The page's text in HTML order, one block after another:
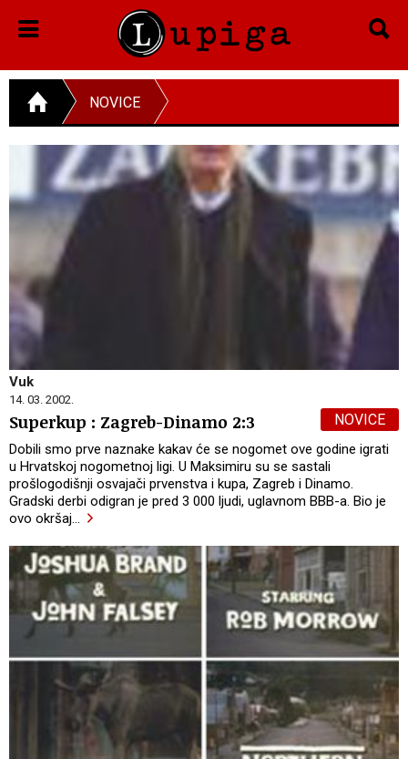
NOVICE
Vuk
14. 03. 2002.
NOVICE
Superkup : Zagreb-Dinamo 2:3
Dobili smo prve naznake kakav će se nogomet ove godine igrati
u Hrvatskoj nogometnoj ligi. U Maksimiru su se sastali
prošlogodišnji osvajači prvenstva i kupa, Zagreb i Dinamo.
Gradski derbi odigran je pred 3 000 ljudi, uglavnom BBB-a. Bio je
ovo okršaj…